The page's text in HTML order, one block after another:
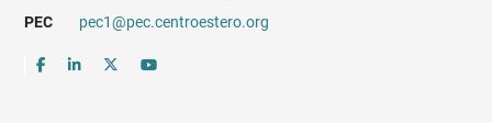
PEC
pec1@pec.centroestero.org